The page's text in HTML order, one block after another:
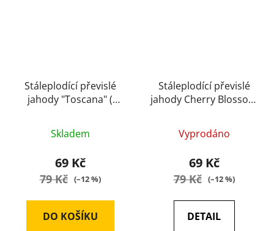
Stáleplodící převislé
jahody "Toscana" (
Skladem
69 Kč
79 Kč (–12 %)
DO KOŠÍKU
Stáleplodící převislé
jahody Cherry Blossom
Vyprodáno
69 Kč
79 Kč (–12 %)
DETAIL